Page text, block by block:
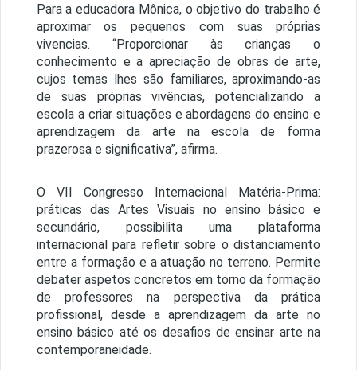
Para a educadora Mônica, o objetivo do trabalho é
aproximar os pequenos com suas próprias
vivencias. “Proporcionar às crianças o
conhecimento e a apreciação de obras de arte,
cujos temas lhes são familiares, aproximando-as
de suas próprias vivências, potencializando a
escola a criar situações e abordagens do ensino e
aprendizagem da arte na escola de forma
prazerosa e significativa”, afirma.
O VII Congresso Internacional Matéria-Prima:
práticas das Artes Visuais no ensino básico e
secundário, possibilita uma plataforma
internacional para refletir sobre o distanciamento
entre a formação e a atuação no terreno. Permite
debater aspetos concretos em torno da formação
de professores na perspectiva da prática
profissional, desde a aprendizagem da arte no
ensino básico até os desafios de ensinar arte na
contemporaneidade.